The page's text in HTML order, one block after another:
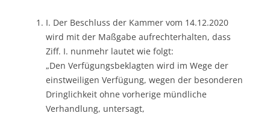
I. Der Beschluss der Kammer vom 14.12.2020
wird mit der Maßgabe aufrechterhalten, dass
Ziff. I. nunmehr lautet wie folgt:
„Den Verfügungsbeklagten wird im Wege der
einstweiligen Verfügung, wegen der besonderen
Dringlichkeit ohne vorherige mündliche
Verhandlung, untersagt,